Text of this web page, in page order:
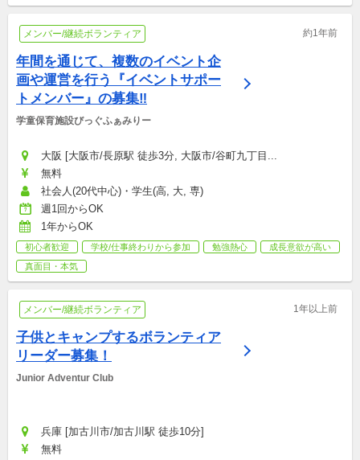
メンバー/継続ボランティア 約1年前
年間を通じて、複数のイベント企
画や運営を行う『イベントサポー
トメンバー』の募集‼
学童保育施設びっぐふぁみりー
大阪 [大阪市/長原駅 徒歩3分, 大阪市/谷町九丁目...
無料
社会人(20代中心)・学生(高, 大, 専)
週1回からOK
1年からOK
初心者歓迎 学校/仕事終わりから参加 勉強熱心
成長意欲が高い
真面目・本気
メンバー/継続ボランティア 1年以上前
子供とキャンプするボランティア
リーダー募集！
Junior Adventur Club
兵庫 [加古川市/加古川駅 徒歩10分]
無料